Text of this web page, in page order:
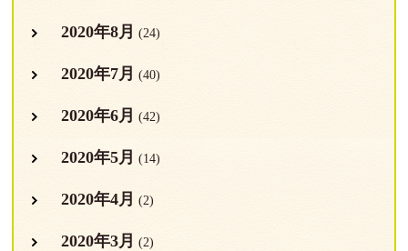
2020年8月 (24)
2020年7月 (40)
2020年6月 (42)
2020年5月 (14)
2020年4月 (2)
2020年3月 (2)